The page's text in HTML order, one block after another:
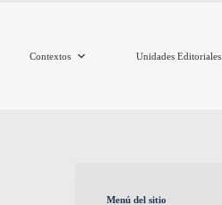
Contextos Unidades Editoriales
Menú del sitio